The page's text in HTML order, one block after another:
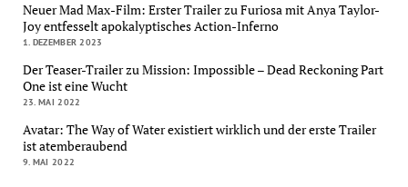
Neuer Mad Max-Film: Erster Trailer zu Furiosa mit Anya Taylor-
Joy entfesselt apokalyptisches Action-Inferno
1. DEZEMBER 2023
Der Teaser-Trailer zu Mission: Impossible – Dead Reckoning Part
One ist eine Wucht
23. MAI 2022
Avatar: The Way of Water existiert wirklich und der erste Trailer
ist atemberaubend
9. MAI 2022